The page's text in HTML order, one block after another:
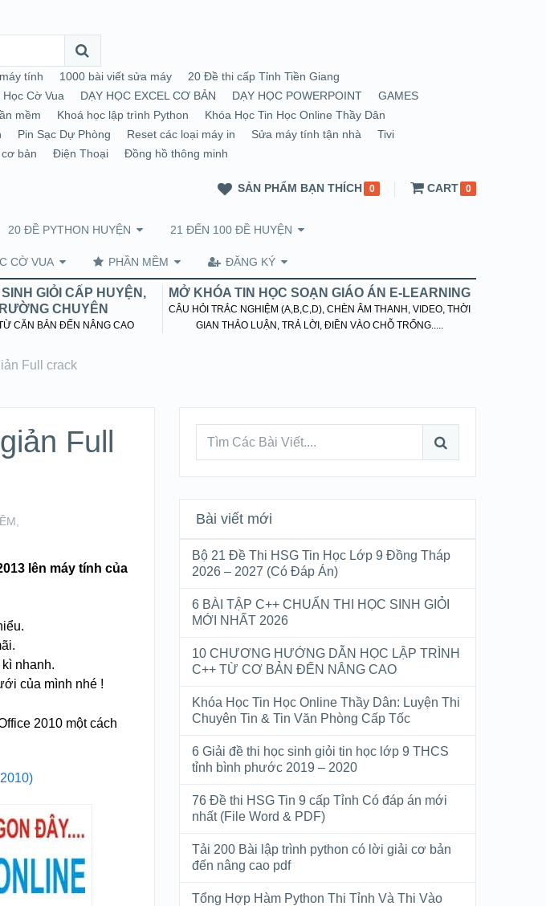
tính 1000 bài viết sửa máy
20 Đề thi cấp Tỉnh Tiền Giang
Học Cờ Vua DẠY HỌC EXCEL CƠ BẢN DẠY HỌC POWERPOINT
GAMES
mềm Khoá học lập trình Python
Khóa Học Tin Học Online Thầy Dân
Pin Sạc Dự Phòng Reset các loại máy in Sửa máy tính tận nhà
Tivi
bản Điện Thoại Đồng hồ thông minh
SẢN PHẨM BẠN THÍCH 0 CART 0
20 ĐỀ PYTHON HUYỆN 21 ĐẾN 100 ĐỀ HUYỆN
CỜ VUA PHẦN MỀM ĐĂNG KÝ
GIỎI CẤP HUYỆN,
CHUYÊN
CĂN BẢN ĐẾN NÂNG CAO
MỞ KHÓA TIN HỌC SOẠN GIÁO ÁN E-LEARNING
CÂU HỎI TRẮC NGHIỆM (A,B,C,D), CHÈN ÂM THANH, VIDEO, THỜI
GIAN THẢO LUẬN, TRẢ LỜI, ĐIỀN VÀO CHỖ TRỐNG.....
Full crack
Full
lên máy tính của
nhanh.
của mình nhé !
2010 một cách
Bài viết mới
Bộ 21 Đề Thi HSG Tin Học Lớp 9 Đồng Tháp
2026 – 2027 (Có Đáp Án)
6 BÀI TẬP C++ CHUẨN THI HỌC SINH GIỎI
MỚI NHẤT 2026
10 CHƯƠNG HƯỚNG DẪN HỌC LẬP TRÌNH
C++ TỪ CƠ BẢN ĐẾN NÂNG CAO
Khóa Học Tin Học Online Thầy Dân: Luyện Thi
Chuyên Tin & Tin Văn Phòng Cấp Tốc
6 Giải đề thi học sinh giỏi tin học lớp 9 THCS
tỉnh bình phước 2019 – 2020
76 Đề thi HSG Tin 9 cấp Tỉnh Có đáp án mới
nhất (File Word & PDF)
Tải 200 Bài lập trình python có lời giải cơ bản
đến nâng cao pdf
Tổng Hợp Hàm Python Thi Tỉnh Và Thi Vào